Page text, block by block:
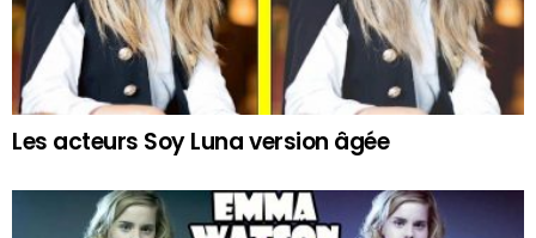
Les acteurs Soy Luna version âgée